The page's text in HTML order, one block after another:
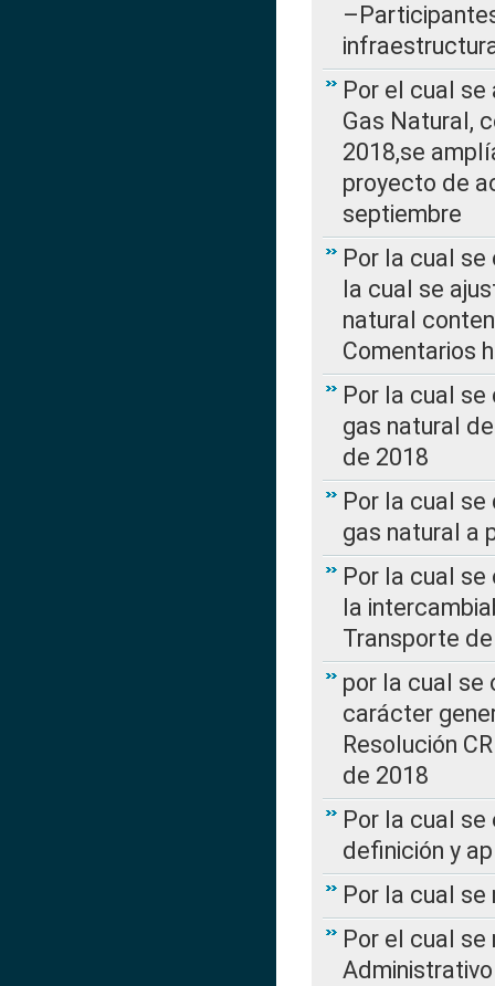
Por el cual
Gas Natural,
2018,se
proyecto de
septiembre
Por la cual se
la cual se
natural
Comentarios
Por la cual
gas natural
de 2018
Por la cual
gas natural a
Por la cual
la
Transporte
por la cual se
carácter
Resolución
de 2018
Por la cual
definición y
Por la cual
Por el cual